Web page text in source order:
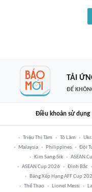
TẢI
ĐỂ
Điều khoản sử dụng
Triệu Thị Tâm Tô Lâm
Malaysia
Philippines Đội
Kim Sang-Sik
ASEAN
ASEAN Cup 2026
Đình Bắc
Bảng Xếp Hạng AFF Cup
Thể Thao
Lionel Messi